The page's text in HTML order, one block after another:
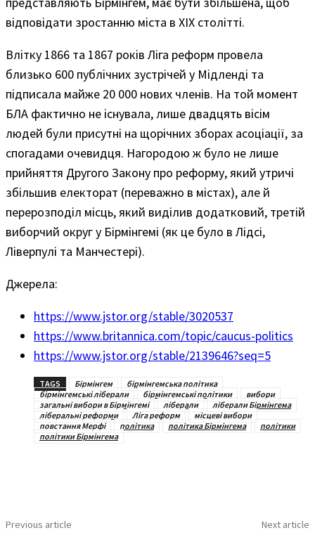
відповідати зростанню міста в ХІХ столітті.
Влітку 1866 та 1867 років Ліга реформ провела
близько 600 публічних зустрічей у Мідленді та
підписала майже 20 000 нових членів. На той момент
БЛА фактично не існувала, лише двадцять вісім
людей були присутні на щорічних зборах асоціації, за
спогадами очевидця. Нагородою ж було не лише
прийняття Другого Закону про реформу, який утричі
збільшив електорат (переважно в містах), але й
перерозподіл місць, який виділив додатковий, третій
виборчий округ у Бірмінгемі (як це було в Лідсі,
Ліверпулі та Манчестері).
Джерела:
https://www.jstor.org/stable/3020537
https://www.britannica.com/topic/caucus-politics
https://www.jstor.org/stable/2139646?seq=5
TAGS Бірмінгем
бірмінгемська політика
бірмінгемські ліберали
бірмінгемські політики
вибори
загальні вибори в Бірмінгемі
ліберали
ліберали Бірмінгема
ліберальні реформи
Ліга реформ
місцеві вибори
повстання Мерфі
політика політика Бірмінгема
політики
політики Бірмінгема
Previous article Next article